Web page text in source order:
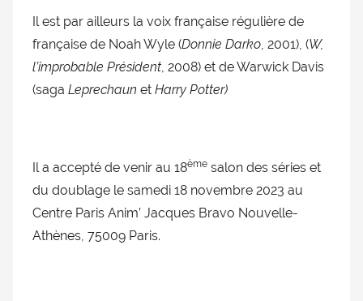
Il est par ailleurs la voix française régulière de
française de Noah Wyle (Donnie Darko, 2001), (W,
l’improbable Président, 2008) et de Warwick Davis
(saga Leprechaun et Harry Potter)
Il a accepté de venir au 18ème salon des séries et
du doublage le samedi 18 novembre 2023 au
Centre Paris Anim’ Jacques Bravo Nouvelle-
Athènes, 75009 Paris.